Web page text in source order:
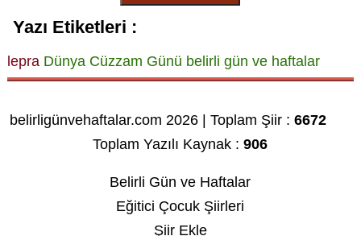
Yazı Etiketleri :
lepra Dünya Cüzzam Günü belirli gün ve haftalar
belirligünvehaftalar.com 2026 | Toplam Şiir :6672
Toplam Yazılı Kaynak :906
Belirli Gün ve Haftalar
Eğitici Çocuk Şiirleri
Şiir Ekle